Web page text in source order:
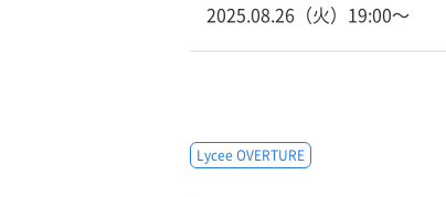
2025.08.26（火）19:00〜
Lycee OVERTURE